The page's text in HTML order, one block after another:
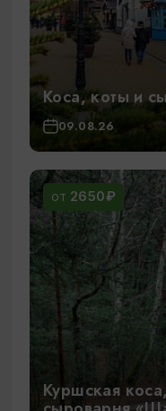
Коса, коты и
09.08.26
ОТ 2650₽
Куршская